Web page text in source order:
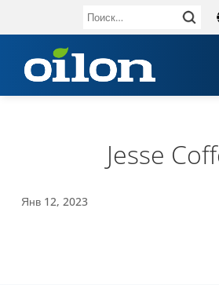
Найти:
Jesse
Янв 12, 2023